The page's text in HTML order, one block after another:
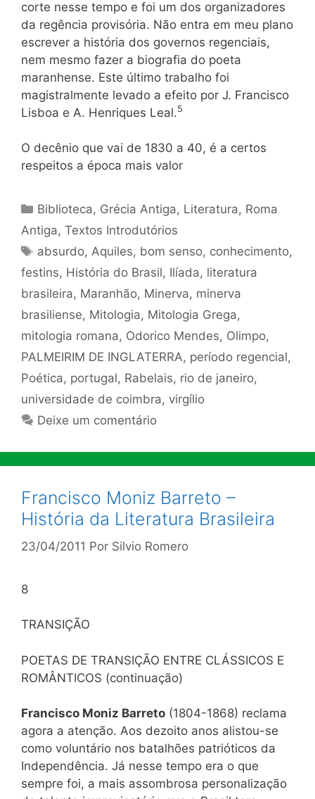
corte nesse tempo e foi um dos organizadores
da regência provisória. Não entra em meu plano
escrever a história dos governos regenciais,
nem mesmo fazer a biografia do poeta
maranhense. Este último trabalho foi
magistralmente levado a efeito por J. Francisco
Lisboa e A. Henriques Leal.5
O decênio que vai de 1830 a 40, é a certos
respeitos a época mais valor
Categorias
Biblioteca, Grécia Antiga, Literatura, Roma
Antiga, Textos Introdutórios
Tags
absurdo,Aquiles, bom senso, conhecimento,
festins, História do Brasil, Ilíada, literatura
brasileira, Maranhão, Minerva, minerva
brasiliense, Mitologia, Mitologia Grega,
mitologia romana, Odorico Mendes, Olimpo,
PALMEIRIM DE INGLATERRA, período regencial,
Poética, portugal, Rabelais, rio de janeiro,
universidade de coimbra, virgílio
Deixe um comentário
Francisco Moniz Barreto –
História da Literatura Brasileira
23/04/2011 Por Silvio Romero
8
TRANSIÇÃO
POETAS DE TRANSIÇÃO ENTRE CLÁSSICOS E
ROMÂNTICOS (continuação)
Francisco Moniz Barreto (1804-1868) reclama
agora a atenção. Aos dezoito anos alistou-se
como voluntário nos batalhões patrióticos da
Independência. Já nesse tempo era o que
sempre foi, a mais assombrosa personalização